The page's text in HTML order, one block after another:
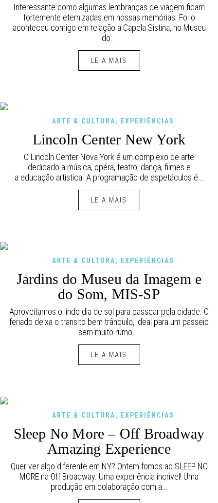
Interessante como algumas lembranças de viagem ficam
fortemente eternizadas em nossas memórias. Foi o
aconteceu comigo em relação a Capela Sistina, no Museu
do...
LEIA MAIS
ARTE & CULTURA, EXPERIÊNCIAS
Lincoln Center New York
O Lincoln Center Nova York é um complexo de arte
dedicado a música, opéra, teatro, dança, filmes e
a educação artistica. A programação de espetáculos é...
LEIA MAIS
ARTE & CULTURA, EXPERIÊNCIAS
Jardins do Museu da Imagem e
do Som, MIS-SP
Aproveitamos o lindo dia de sol para passear pela cidade. O
feriado deixa o transito bem trânquilo, ideal para um passeio
sem muito rumo....
LEIA MAIS
ARTE & CULTURA, EXPERIÊNCIAS
Sleep No More – Off Broadway
Amazing Experience
Quer ver algo diferente em NY? Ontem fomos ao SLEEP NO
MORE na Off Broadway. Uma experiência incrível! Uma
produção em colaboração com a...